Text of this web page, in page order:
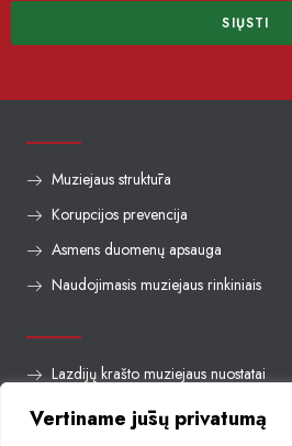
Vertiname jūsų privatumą
SIŲSTI
Muziejaus struktūra
Korupcijos prevencija
Asmens duomenų apsauga
Naudojimasis muziejaus rinkiniais
Lazdijų krašto muziejaus nuostatai
Planavimo dokumentai